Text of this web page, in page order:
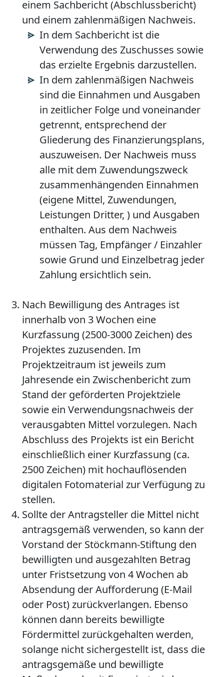
einem Sachbericht (Abschlussbericht)
und einem zahlenmäßigen Nachweis.
In dem Sachbericht ist die
Verwendung des Zuschusses sowie
das erzielte Ergebnis darzustellen.
In dem zahlenmäßigen Nachweis
sind die Einnahmen und Ausgaben
in zeitlicher Folge und voneinander
getrennt, entsprechend der
Gliederung des Finanzierungsplans,
auszuweisen. Der Nachweis muss
alle mit dem Zuwendungszweck
zusammenhängenden Einnahmen
(eigene Mittel, Zuwendungen,
Leistungen Dritter, ) und Ausgaben
enthalten. Aus dem Nachweis
müssen Tag, Empfänger / Einzahler
sowie Grund und Einzelbetrag jeder
Zahlung ersichtlich sein.
Nach Bewilligung des Antrages ist
innerhalb von 3 Wochen eine
Kurzfassung (2500-3000 Zeichen) des
Projektes zuzusenden. Im
Projektzeitraum ist jeweils zum
Jahresende ein Zwischenbericht zum
Stand der geförderten Projektziele
sowie ein Verwendungsnachweis der
verausgabten Mittel vorzulegen. Nach
Abschluss des Projekts ist ein Bericht
einschließlich einer Kurzfassung (ca.
2500 Zeichen) mit hochauflösenden
digitalen Fotomaterial zur Verfügung zu
stellen.
Sollte der Antragsteller die Mittel nicht
antragsgemäß verwenden, so kann der
Vorstand der Stöckmann-Stiftung den
bewilligten und ausgezahlten Betrag
unter Fristsetzung von 4 Wochen ab
Absendung der Aufforderung (E-Mail
oder Post) zurückverlangen. Ebenso
können dann bereits bewilligte
Fördermittel zurückgehalten werden,
solange nicht sichergestellt ist, dass die
antragsgemäße und bewilligte